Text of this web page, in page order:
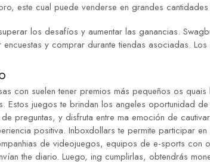
este cual puede venderse en grandes
los desafíos y aumentar las ganancias.
y comprar durante tiendas asociadas.
con suelen tener premios más pequeños os
juegos te brindan los angeles oportunidad
preguntas, y disfruta entre ma emoción de
positiva. Inboxdollars te permite participar
de videojuegos, equipos de e-sports con
the diario. Luego, ing cumplirlas, obtendrás